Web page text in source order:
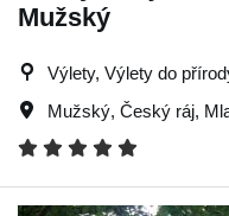
Mužský
Výlety, Výlety do
Mužský, Český ráj,